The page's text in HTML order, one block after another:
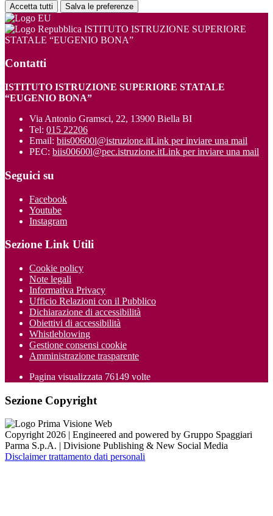
Accetta tutti Salva le preferenze
ISTITUTO ISTRUZIONE SUPERIORE
STATALE “EUGENIO BONA”
Contatti
ISTITUTO ISTRUZIONE SUPERIORE STATALE
“EUGENIO BONA”
Via Antonio Gramsci, 22, 13900 Biella BI
Tel: 015 22206
Email: biis00600l@istruzione.itLink per inviare una mail
PEC: biis00600l@pec.istruzione.itLink per inviare una mail
Seguici su
Facebook
Youtube
Instagram
Sezione Link Utili
Cookie policy
Note legali
Informativa Privacy
Ufficio Relazioni con il Pubblico
Dichiarazione di accessibilità
Obiettivi di accessibilità
Whistleblowing
Gestione consensi cookie
Amministrazione trasparente
Pagina visualizzata 76149 volte
Sezione Copyright
Copyright 2026 | Engineered and powered by Gruppo Spaggiari
Parma S.p.A. | Divisione Publishing & New Social Media
Disclaimer trattamento dati personali